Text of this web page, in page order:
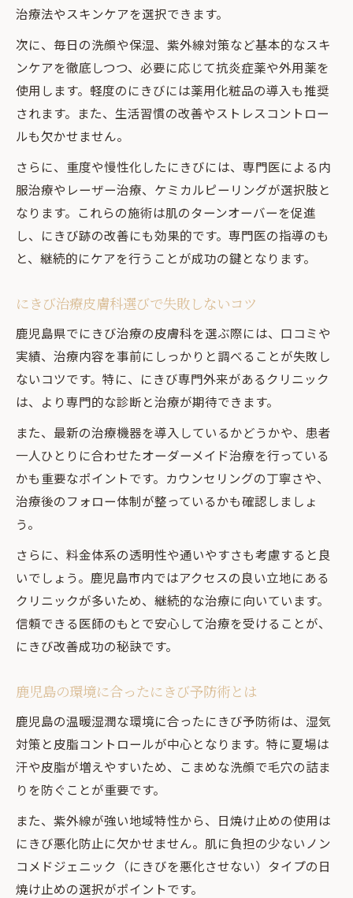
治療法やスキンケアを選択できます。
次に、毎日の洗顔や保湿、紫外線対策など基本的なスキ
ンケアを徹底しつつ、必要に応じて抗炎症薬や外用薬を
使用します。軽度のにきびには薬用化粧品の導入も推奨
されます。また、生活習慣の改善やストレスコントロー
ルも欠かせません。
さらに、重度や慢性化したにきびには、専門医による内
服治療やレーザー治療、ケミカルピーリングが選択肢と
なります。これらの施術は肌のターンオーバーを促進
し、にきび跡の改善にも効果的です。専門医の指導のも
と、継続的にケアを行うことが成功の鍵となります。
にきび治療皮膚科選びで失敗しないコツ
鹿児島県でにきび治療の皮膚科を選ぶ際には、口コミや
実績、治療内容を事前にしっかりと調べることが失敗し
ないコツです。特に、にきび専門外来があるクリニック
は、より専門的な診断と治療が期待できます。
また、最新の治療機器を導入しているかどうかや、患者
一人ひとりに合わせたオーダーメイド治療を行っている
かも重要なポイントです。カウンセリングの丁寧さや、
治療後のフォロー体制が整っているかも確認しましょ
う。
さらに、料金体系の透明性や通いやすさも考慮すると良
いでしょう。鹿児島市内ではアクセスの良い立地にある
クリニックが多いため、継続的な治療に向いています。
信頼できる医師のもとで安心して治療を受けることが、
にきび改善成功の秘訣です。
鹿児島の環境に合ったにきび予防術とは
鹿児島の温暖湿潤な環境に合ったにきび予防術は、湿気
対策と皮脂コントロールが中心となります。特に夏場は
汗や皮脂が増えやすいため、こまめな洗顔で毛穴の詰ま
りを防ぐことが重要です。
また、紫外線が強い地域特性から、日焼け止めの使用は
にきび悪化防止に欠かせません。肌に負担の少ないノン
コメドジェニック（にきびを悪化させない）タイプの日
焼け止めの選択がポイントです。